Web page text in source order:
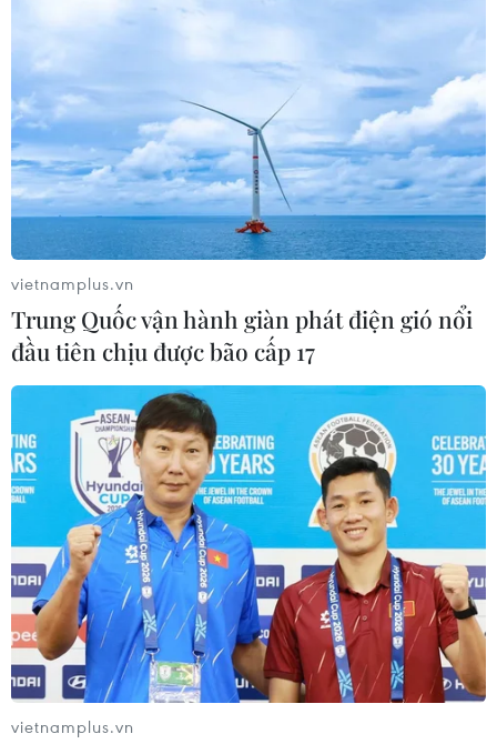
vietnamplus.vn
Trung Quốc vận hành giàn phát điện gió nổi
đầu tiên chịu được bão cấp 17
vietnamplus.vn